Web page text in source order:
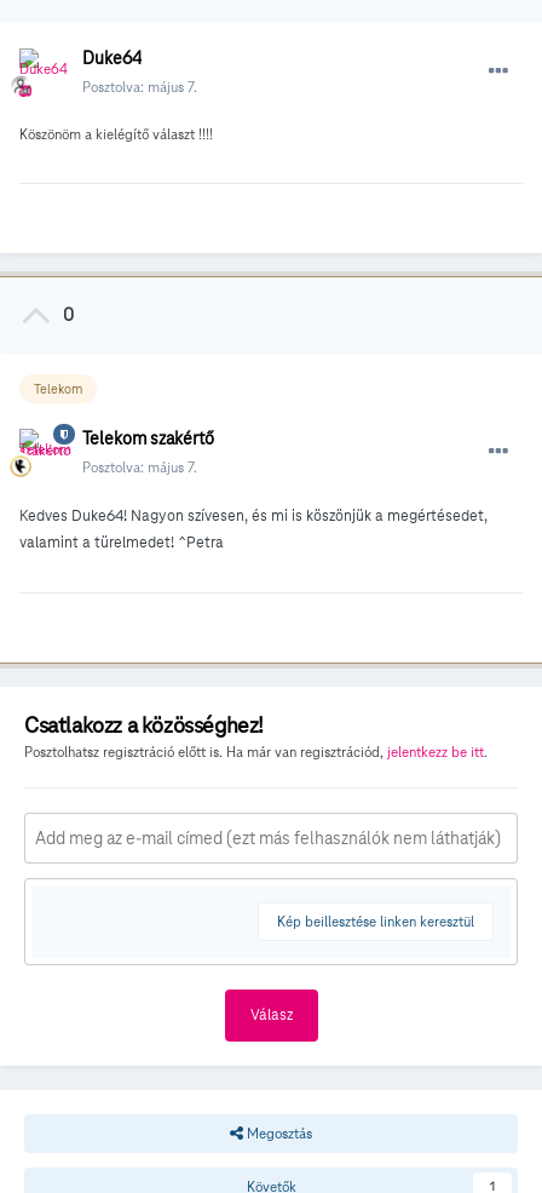
Duke64
Posztolva: május 7.
Köszönöm a kielégítő választ !!!!
0
Telekom
Telekom szakértő
Posztolva: május 7.
Kedves Duke64! Nagyon szívesen, és mi is köszönjük a megértésedet,
valamint a türelmedet! ^Petra
Csatlakozz a közösséghez!
Posztolhatsz regisztráció előtt is. Ha már van regisztrációd, jelentkezz be itt.
Kép beillesztése linken keresztül
Válasz
Megosztás
Követők 1